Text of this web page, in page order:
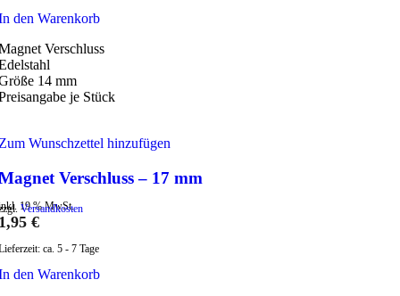
den Warenkorb
Verschluss
14 mm
je Stück
Wunschzettel hinzufügen
Verschluss – 17 mm
19 % MwSt.
Versandkosten
€
ca. 5 - 7 Tage
den Warenkorb